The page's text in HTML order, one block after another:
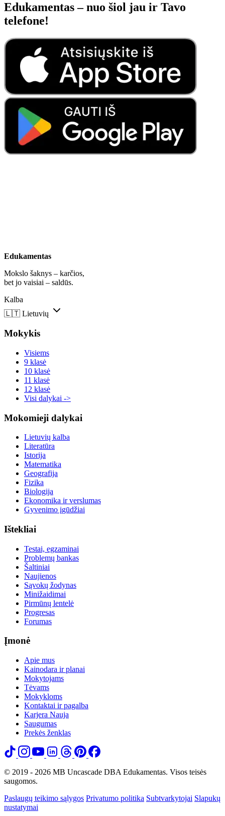
Edukamentas – nuo šiol jau ir Tavo
telefone!
Edukamentas
Mokslo šaknys – karčios,
bet jo vaisiai – saldūs.
Kalba
🇱🇹 Lietuvių
Mokykis
Visiems
9 klasė
10 klasė
11 klasė
12 klasė
Visi dalykai ->
Mokomieji dalykai
Lietuvių kalba
Literatūra
Istorija
Matematika
Geografija
Fizika
Biologija
Ekonomika ir verslumas
Gyvenimo įgūdžiai
Ištekliai
Testai, egzaminai
Problemų bankas
Šaltiniai
Naujienos
Sąvokų žodynas
Minižaidimai
Pirmūnų lentelė
Progresas
Forumas
Įmonė
Apie mus
Kainodara ir planai
Mokytojams
Tėvams
Mokykloms
Kontaktai ir pagalba
Karjera Nauja
Saugumas
Prekės ženklas
© 2019 - 2026 MB Uncascade DBA Edukamentas. Visos teisės
saugomos.
Paslaugų teikimo sąlygos Privatumo politika Subtvarkytojai Slapukų
nustatymai